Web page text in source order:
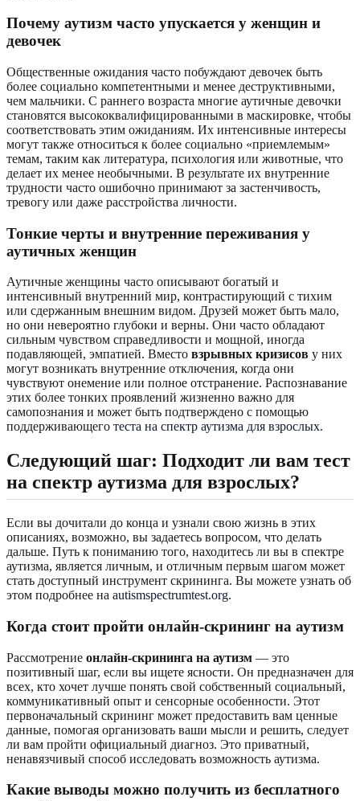
Почему аутизм часто упускается у женщин и
девочек
Общественные ожидания часто побуждают девочек быть
более социально компетентными и менее деструктивными,
чем мальчики. С раннего возраста многие аутичные девочки
становятся высококвалифицированными в маскировке, чтобы
соответствовать этим ожиданиям. Их интенсивные интересы
могут также относиться к более социально «приемлемым»
темам, таким как литература, психология или животные, что
делает их менее необычными. В результате их внутренние
трудности часто ошибочно принимают за застенчивость,
тревогу или даже расстройства личности.
Тонкие черты и внутренние переживания у
аутичных женщин
Аутичные женщины часто описывают богатый и
интенсивный внутренний мир, контрастирующий с тихим
или сдержанным внешним видом. Друзей может быть мало,
но они невероятно глубоки и верны. Они часто обладают
сильным чувством справедливости и мощной, иногда
подавляющей, эмпатией. Вместо взрывных кризисов у них
могут возникать внутренние отключения, когда они
чувствуют онемение или полное отстранение. Распознавание
этих более тонких проявлений жизненно важно для
самопознания и может быть подтверждено с помощью
поддерживающего теста на спектр аутизма для взрослых.
Следующий шаг: Подходит ли вам тест
на спектр аутизма для взрослых?
Если вы дочитали до конца и узнали свою жизнь в этих
описаниях, возможно, вы задаетесь вопросом, что делать
дальше. Путь к пониманию того, находитесь ли вы в спектре
аутизма, является личным, и отличным первым шагом может
стать доступный инструмент скрининга. Вы можете узнать об
этом подробнее на autismspectrumtest.org.
Когда стоит пройти онлайн-скрининг на аутизм
Рассмотрение онлайн-скрининга на аутизм — это
позитивный шаг, если вы ищете ясности. Он предназначен для
всех, кто хочет лучше понять свой собственный социальный,
коммуникативный опыт и сенсорные особенности. Этот
первоначальный скрининг может предоставить вам ценные
данные, помогая организовать ваши мысли и решить, следует
ли вам пройти официальный диагноз. Это приватный,
ненавязчивый способ исследовать возможность аутизма.
Какие выводы можно получить из бесплатного